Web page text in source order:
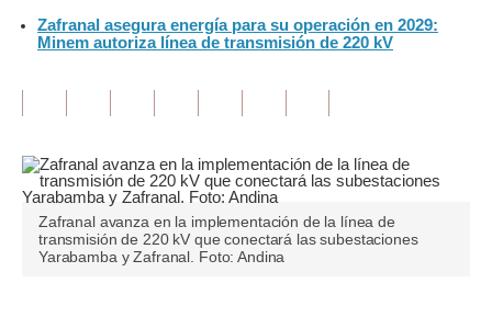
Opinión
Blogs
Lujo
Zafranal asegura energía para su operación en 2029:
Minem autoriza línea de transmisión de 220 kV
Zafranal avanza en la implementación de la línea de
transmisión de 220 kV que conectará las subestaciones
Yarabamba y Zafranal. Foto: Andina